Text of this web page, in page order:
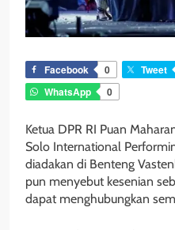
Facebook 0 Tweet
WhatsApp
0
Ketua DPR RI Puan
Solo International
diadakan di Benteng
pun menyebut kesenian
dapat menghubungkan